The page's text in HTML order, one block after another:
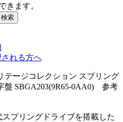
きます。
検索
される方へ
テージコレクション スプリング
盤 SBGA203(9R65-0AA0) 参考
プリングドライブを搭載した